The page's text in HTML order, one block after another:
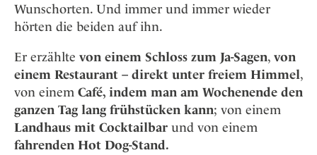
Wunschorten. Und immer und immer wieder
hörten die beiden auf ihn.
Er erzählte von einem Schloss zum Ja-Sagen, von
einem Restaurant – direkt unter freiem Himmel,
von einem Café, indem man am Wochenende den
ganzen Tag lang frühstücken kann; von einem
Landhaus mit Cocktailbar und von einem
fahrenden Hot Dog-Stand.